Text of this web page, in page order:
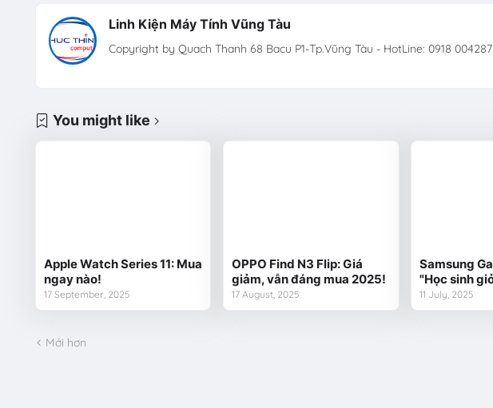
Linh Kiện Máy Tính Vũng Tàu
Copyright by Quach Thanh 68 Bacu P1-Tp.Vũng Tàu - HotLine: 0918 004287
You might like
Apple Watch Series 11: Mua
ngay nào!
17 September, 2025
OPPO Find N3 Flip: Giá
giảm, vẫn đáng mua 2025!
17 August, 2025
Samsung
"Học sinh
11 July, 2025
Mới hơn